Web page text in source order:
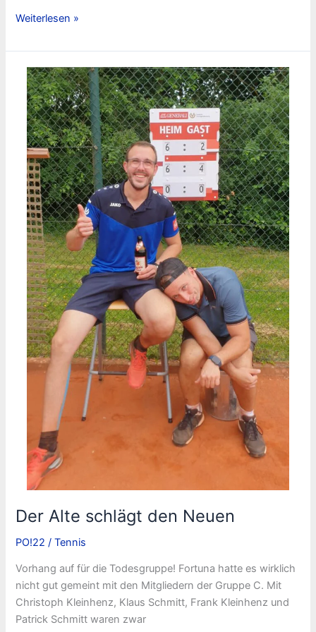
Karollus
Weiterlesen »
Der Alte schlägt den Neuen
PO!22 /Tennis
Vorhang auf für die Todesgruppe! Fortuna hatte es wirklich
nicht gut gemeint mit den Mitgliedern der Gruppe C. Mit
Christoph Kleinhenz, Klaus Schmitt, Frank Kleinhenz und
Patrick Schmitt waren zwar